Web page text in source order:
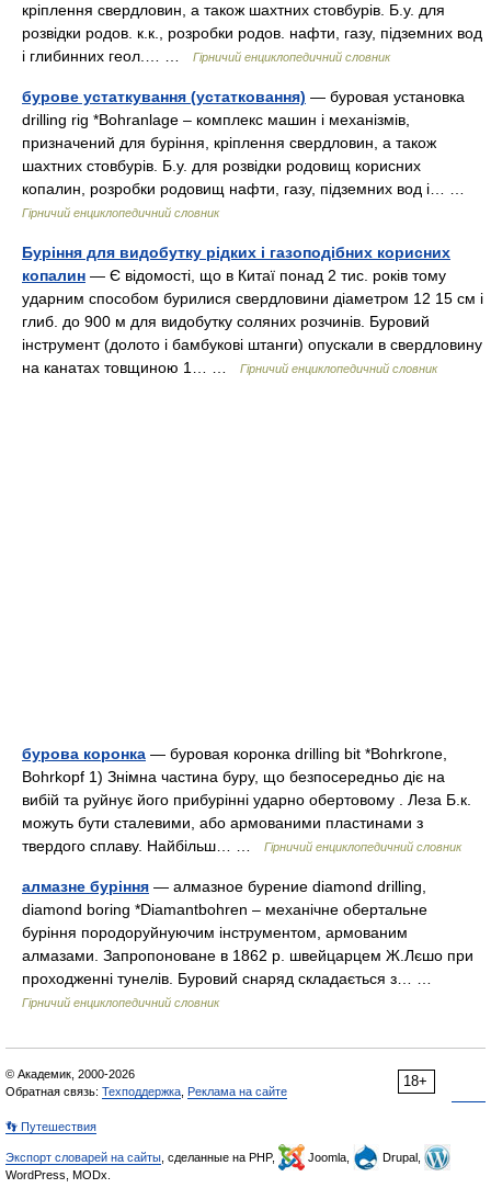
кріплення свердловин, а також шахтних стовбурів. Б.у. для
розвідки родов. к.к., розробки родов. нафти, газу, підземних вод
і глибинних геол.… …
Гірничий енциклопедичний словник
бурове устаткування (устатковання) — буровая установка
drilling rig *Bohranlage – комплекс машин і механізмів,
призначений для буріння, кріплення свердловин, а також
шахтних стовбурів. Б.у. для розвідки родовищ корисних
копалин, розробки родовищ нафти, газу, підземних вод і… …
Гірничий енциклопедичний словник
Буріння для видобутку рідких і газоподібних корисних
копалин — Є відомості, що в Китаї понад 2 тис. років тому
ударним способом бурилися свердловини діаметром 12 15 см і
глиб. до 900 м для видобутку соляних розчинів. Буровий
інструмент (долото і бамбукові штанги) опускали в свердловину
на канатах товщиною 1… …
Гірничий енциклопедичний словник
бурова коронка — буровая коронка drilling bit *Bohrkrone,
Bohrkopf 1) Знімна частина буру, що безпосередньо діє на
вибій та руйнує його прибурінні ударно обертовому . Леза Б.к.
можуть бути сталевими, або армованими пластинами з
твердого сплаву. Найбільш… …
Гірничий енциклопедичний словник
алмазне буріння — алмазное бурение diamond drilling,
diamond boring *Diamantbohren – механічне обертальне
буріння породоруйнуючим інструментом, армованим
алмазами. Запропоноване в 1862 р. швейцарцем Ж.Лєшо при
проходженні тунелів. Буровий снаряд складається з… …
Гірничий енциклопедичний словник
18+
© Академик, 2000-2026
Обратная связь: Техподдержка Реклама на сайте
👣 Путешествия
Экспорт словарей на сайты , сделанные на PHP, Joomla,
Drupal,
WordPress, MODx.